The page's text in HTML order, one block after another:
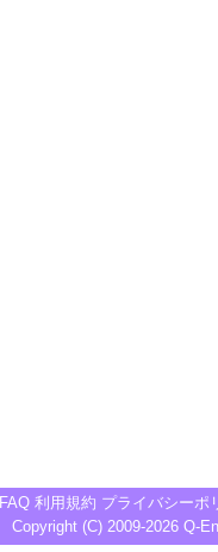
FAQ 利用規約 プライバシーポ
Copyright (C) 2009-2026 Q-